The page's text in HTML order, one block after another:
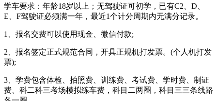
学车要求：年龄18岁以上；无驾驶证可初学，已有C2、D、
E、F驾驶证必须满一年，最近1个计分周期内无满分记录。
1、报名交费可以使用现金、微信付款;
2、报名签定正式规范合同，开具正规机打发票。(个人机打发
票);
3、学费包含体检、拍照费、训练费、考试费、学时费、制证
费、科二科三考场模拟练车费，科目二两圈，科目三三条线路